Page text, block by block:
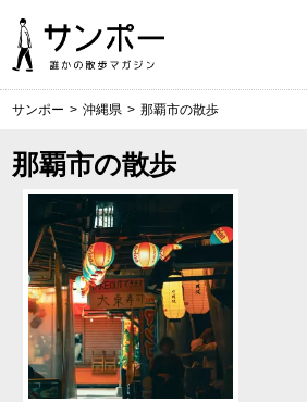
サンポー > 沖縄県 > 那覇市の散歩
那覇市の散歩